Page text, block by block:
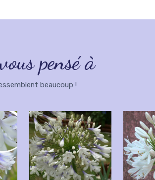
pensé à
beaucoup !